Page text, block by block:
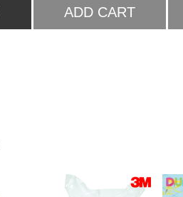
ADD CART